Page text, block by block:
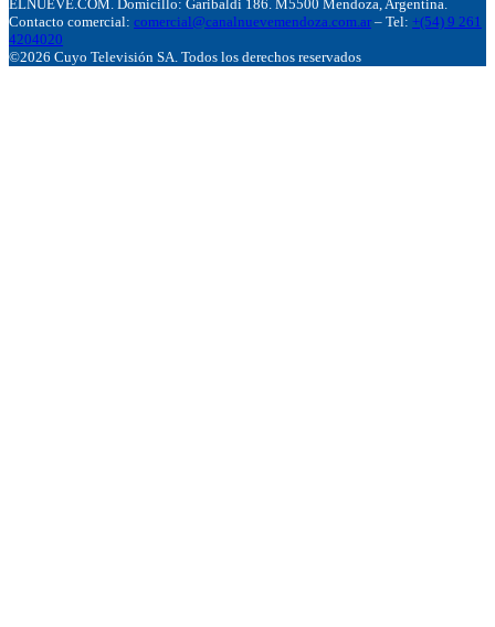
ELNUEVE.COM. Domicillo: Garibaldi 186. M5500 Mendoza, Argentina.
Contacto comercial: comercial@canalnuevemendoza.com.ar – Tel: +(54) 9 261
4204020
©2026 Cuyo Televisión SA. Todos los derechos reservados